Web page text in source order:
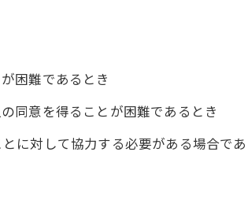
困難であるとき
同意を得ることが困難であるとき
に対して協力する必要がある場合で